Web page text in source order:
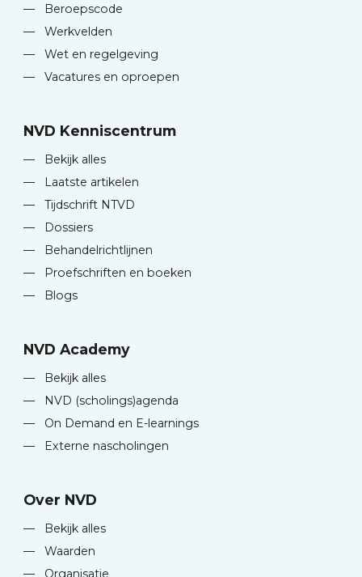
—
Beroepscode
—
Werkvelden
—
Wet en regelgeving
—
Vacatures en oproepen
NVD Kenniscentrum
—
Bekijk alles
—
Laatste artikelen
—
Tijdschrift NTVD
—
Dossiers
—
Behandelrichtlijnen
—
Proefschriften en boeken
—
Blogs
NVD Academy
—
Bekijk alles
—
NVD (scholings)agenda
—
On Demand en E-learnings
—
Externe nascholingen
Over NVD
—
Bekijk alles
—
Waarden
—
Organisatie